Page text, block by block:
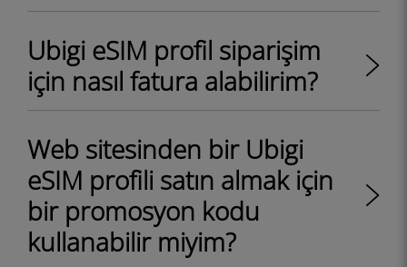
Ubigi eSIM profil siparişim
için nasıl fatura alabilirim?
Web sitesinden bir Ubigi
eSIM profili satın almak için
bir promosyon kodu
kullanabilir miyim?